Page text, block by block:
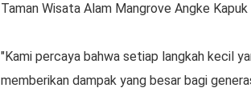
Taman Wisata Alam Mangrove Angke
"Kami percaya bahwa setiap langkah kecil
memberikan dampak yang besar bagi